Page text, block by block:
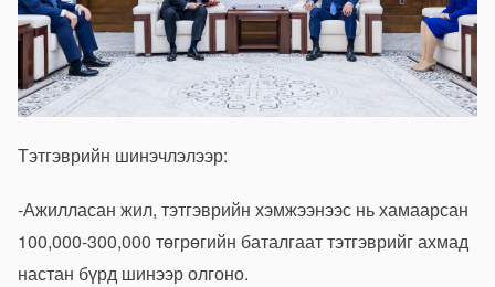
Тэтгэврийн шинэчлэлээр:
-Ажилласан жил, тэтгэврийн хэмжээнээс нь хамаарсан
100,000-300,000 төгрөгийн баталгаат тэтгэврийг ахмад
настан бүрд шинээр олгоно.